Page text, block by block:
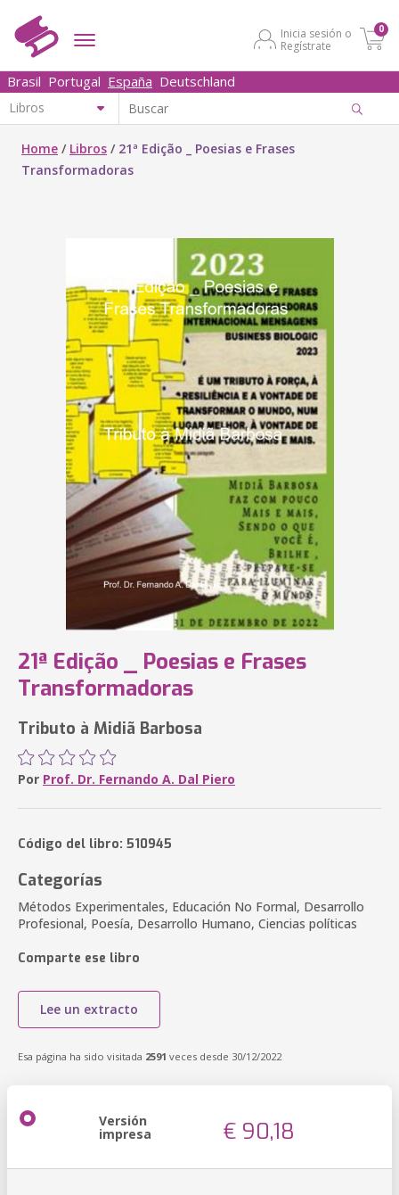
Inicia sesión o
Regístrate
0
Brasil Portugal España Deutschland
Home / Libros / 21ª Edição _ Poesias e Frases
Transformadoras
21ª Edição _ Poesias e Frases
Transformadoras
Tributo à Midiã Barbosa
Por Prof. Dr. Fernando A. Dal Piero
Código del libro: 510945
Categorías
Métodos Experimentales, Educación No Formal, Desarrollo
Profesional, Poesía, Desarrollo Humano, Ciencias políticas
Comparte ese libro
Lee un extracto
Esa página ha sido visitada 2591 veces desde 30/12/2022
Versión
impresa € 90,18